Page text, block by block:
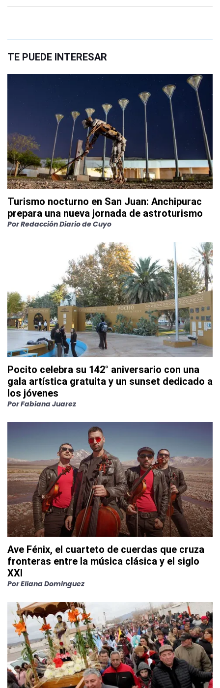
TE PUEDE INTERESAR
Turismo nocturno en San Juan: Anchipurac
prepara una nueva jornada de astroturismo
PorRedacción Diario de Cuyo
Pocito celebra su 142° aniversario con una
gala artística gratuita y un sunset dedicado a
los jóvenes
PorFabiana Juarez
Ave Fénix, el cuarteto de cuerdas que cruza
fronteras entre la música clásica y el siglo
XXI
PorEliana Dominguez